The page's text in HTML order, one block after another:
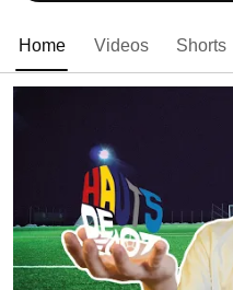
Home Videos Shorts